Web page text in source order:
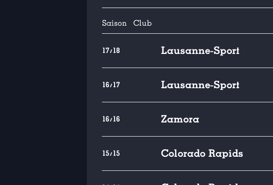
Saison Club
17/18 Lausanne-Sport
16/17 Lausanne-Sport
16/16 Zamora
15/15 Colorado Rapids